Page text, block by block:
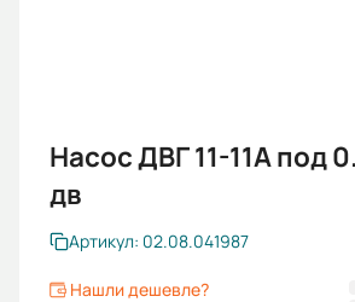
Насос ДВГ 11-11А под
дв
Артикул: 02.08.041987
Нашли дешевле?